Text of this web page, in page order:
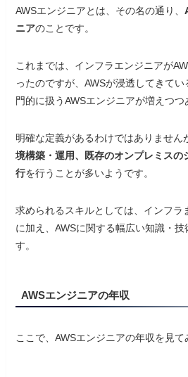
AWSエンジニアとは、その名の通り、
ニアのことです。
これまでは、インフラエンジニアが
ったのですが、AWSが浸透してきて
門的に扱うAWSエンジニアが増えつつ
明確な定義があるわけではありません
境構築・運用、既存のオンプレミスの
行を行うことが多いようです。
求められるスキルとしては、インフラ
に加え、AWSに関する幅広い知識・技
す。
AWSエンジニアの年収
ここで、AWSエンジニアの年収を見て